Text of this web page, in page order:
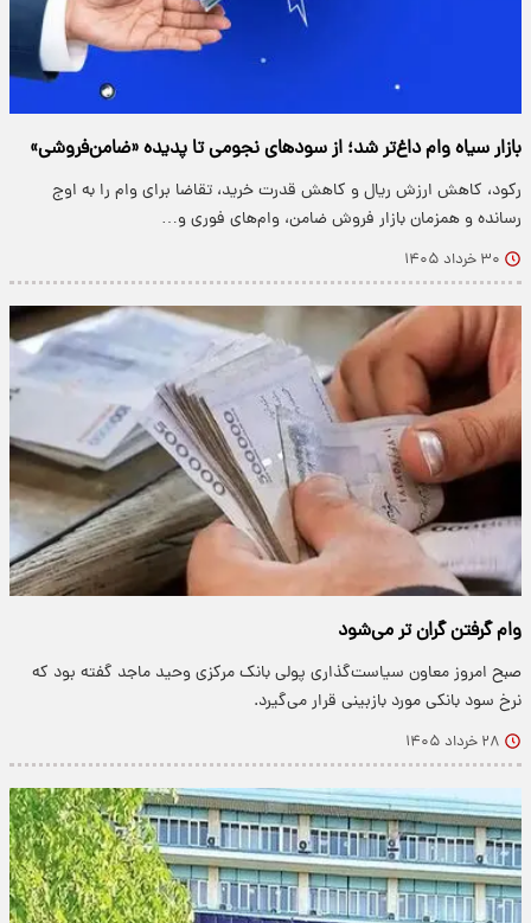
بازار سیاه وام داغ‌تر شد؛ از سودهای نجومی تا پدیده «ضامن‌فروشی»
رکود، کاهش ارزش ریال و کاهش قدرت خرید، تقاضا برای وام را به اوج
رسانده و همزمان بازار فروش ضامن، وام‌های فوری و…
۳۰ خرداد ۱۴۰۵
وام گرفتن گران تر می‌شود
صبح امروز معاون سیاست‌گذاری پولی بانک مرکزی وحید ماجد گفته بود که
نرخ سود بانکی مورد بازبینی قرار می‌گیرد.
۲۸ خرداد ۱۴۰۵